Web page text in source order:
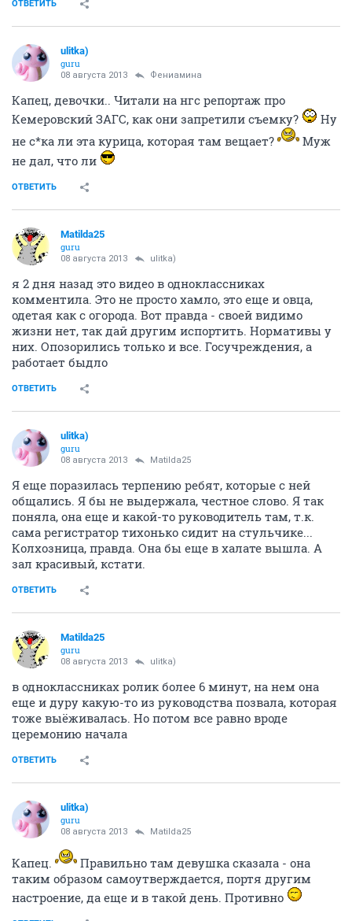
ОТВЕТИТЬ
ulitka)
guru
08 августа 2013 Фениамина
Капец, девочки.. Читали на нгс репортаж про
Кемеровский ЗАГС, как они запретили съемку?
Ну
не с*ка ли эта курица, которая там вещает?
Муж
не дал, что ли
ОТВЕТИТЬ
Matilda25
guru
08 августа 2013 ulitka)
я 2 дня назад это видео в одноклассниках
комментила. Это не просто хамло, это еще и овца,
одетая как с огорода. Вот правда - своей видимо
жизни нет, так дай другим испортить. Нормативы у
них. Опозорились только и все. Госучреждения, а
работает быдло
ОТВЕТИТЬ
ulitka)
guru
08 августа 2013 Matilda25
Я еще поразилась терпению ребят, которые с ней
общались. Я бы не выдержала, честное слово. Я так
поняла, она еще и какой-то руководитель там, т.к.
сама регистратор тихонько сидит на стульчике...
Колхозница, правда. Она бы еще в халате вышла. А
зал красивый, кстати.
ОТВЕТИТЬ
Matilda25
guru
08 августа 2013 ulitka)
в одноклассниках ролик более 6 минут, на нем она
еще и дуру какую-то из руководства позвала, которая
тоже выёживалась. Но потом все равно вроде
церемонию начала
ОТВЕТИТЬ
ulitka)
guru
08 августа 2013 Matilda25
Капец.
Правильно там девушка сказала - она
таким образом самоутверждается, портя другим
настроение, да еще и в такой день. Противно